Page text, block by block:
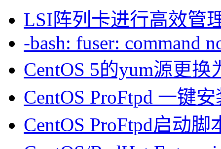
LSI阵列卡进行高效管
-bash: fuser: command
CentOS 5的yum源更
CentOS ProFtpd 一键
CentOS ProFtpd启动脚